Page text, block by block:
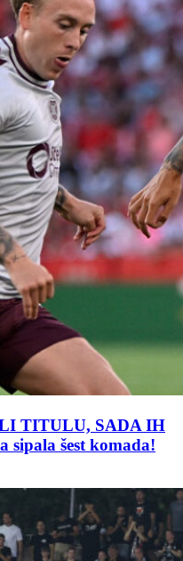
TITULU, SADA IH
šest komada!